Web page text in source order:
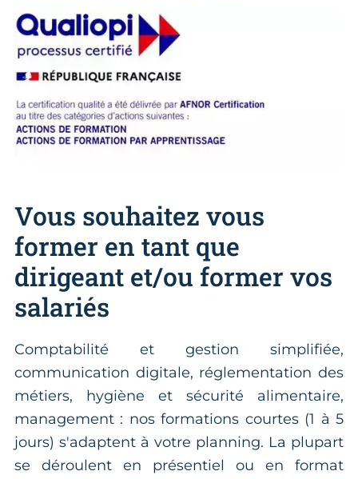
Vous souhaitez vous
former en tant que
dirigeant et/ou former vos
salariés
Comptabilité et gestion simplifiée,
communication digitale, réglementation des
métiers, hygiène et sécurité alimentaire,
management : nos formations courtes (1 à 5
jours) s'adaptent à votre planning. La plupart
se déroulent en présentiel ou en format